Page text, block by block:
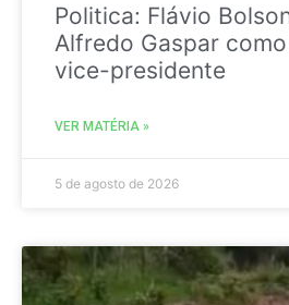
Politica: Flávio
Alfredo Gaspar
vice-presidente
VER MATÉRIA »
5 de agosto de 2026